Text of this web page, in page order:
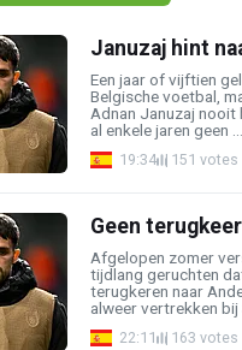
Januzaj hint
Een jaar of vijftien
Belgische voetbal,
Adnan Januzaj nooit
al enkele jaren geen ...
19:34 151 votes
Geen
Afgelopen zomer
tijdlang geruchten
terugkeren naar
alweer vertrekken bij
22:11 163 votes